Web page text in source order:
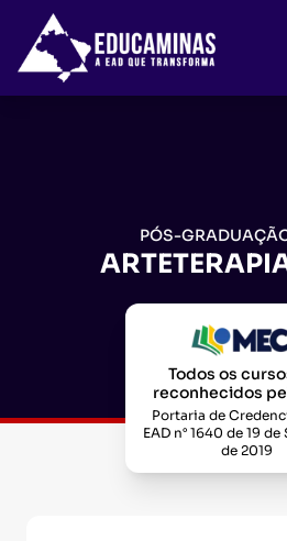
PÓS-
Todos os
reconhecidos
Portaria de
EAD n° 1640 de 19
de 2019